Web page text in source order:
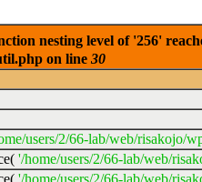
nesting level of '256'
on line 30
users/2/66-lab/web/risakojo/
'/home/users/2/66-lab/web/
'/home/users/2/66-lab/web/